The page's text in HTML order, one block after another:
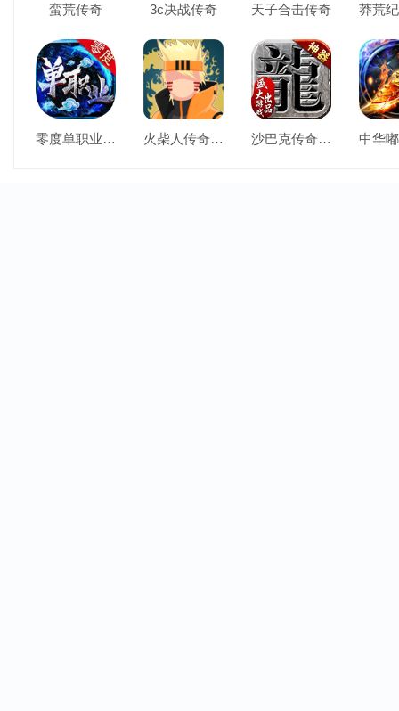
蛮荒传奇 3c决战传奇 天子合击传奇
零度单职业传奇 火柴人传奇终极战斗 沙巴克传奇百度版 中华